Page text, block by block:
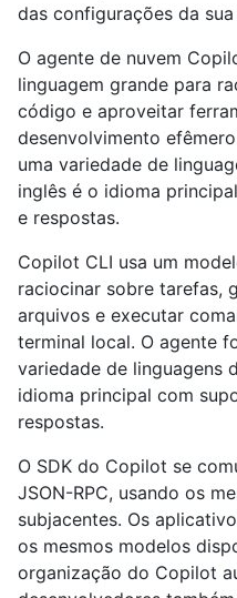
das configurações da
O agente de nuvem
linguagem grande para
código e aproveitar
desenvolvimento
uma variedade de
inglês é o idioma
e respostas.
Copilot CLI usa um
raciocinar sobre tarefas,
arquivos e executar
terminal local. O agente
variedade de linguagens
idioma principal com
respostas.
O SDK do Copilot se
JSON-RPC, usando os
subjacentes. Os
os mesmos modelos
organização do Copilot